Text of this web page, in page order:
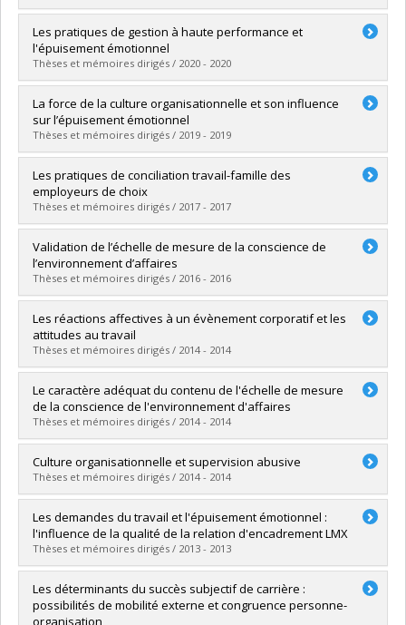
Diplômé(e) :Duarte Ramos Feio, Agda
Cycle :Maîtrise
Diplôme obtenu :M. Sc.
Lien vers le document dans Papyrus
Les pratiques de gestion à haute performance et
l'épuisement émotionnel
Thèses et mémoires dirigés / 2020 - 2020
Diplômé(e) :Registre, Jean Frantz Ricardeau
Cycle :Maîtrise
Diplôme obtenu :M. Sc.
Lien vers le document dans Papyrus
La force de la culture organisationnelle et son influence
sur l’épuisement émotionnel
Thèses et mémoires dirigés / 2019 - 2019
Diplômé(e) :Patry, Steven
Cycle :Maîtrise
Diplôme obtenu :M. Sc.
Lien vers le document dans Papyrus
Les pratiques de conciliation travail-famille des
employeurs de choix
Thèses et mémoires dirigés / 2017 - 2017
Diplômé(e) : Tabi Nseng, Nancy Emmanuelle
Cycle :Maîtrise
Diplôme obtenu :M. Sc.
Lien vers le document dans Papyrus
Validation de l’échelle de mesure de la conscience de
l’environnement d’affaires
Thèses et mémoires dirigés / 2016 - 2016
Diplômé(e) : Calomfirescu, Radu
Cycle :Maîtrise
Diplôme obtenu :M. Sc.
Lien vers le document dans Papyrus
Les réactions affectives à un évènement corporatif et les
attitudes au travail
Thèses et mémoires dirigés / 2014 - 2014
Diplômé(e) :Dubé, Marie-Elen
Cycle :Maîtrise
Diplôme obtenu :M. Sc.
Lien vers le document dans Papyrus
Le caractère adéquat du contenu de l'échelle de mesure
de la conscience de l'environnement d'affaires
Thèses et mémoires dirigés / 2014 - 2014
Diplômé(e) :Lessard, Christophe
Cycle : Maîtrise
Diplôme obtenu :M. Sc.
Lien vers le document dans Papyrus
Culture organisationnelle et supervision abusive
Thèses et mémoires dirigés / 2014 - 2014
Diplômé(e) :Adangnito, Christine
Cycle :Maîtrise
Diplôme obtenu :M. Sc.
Lien vers le document dans Papyrus
Les demandes du travail et l'épuisement émotionnel :
l'influence de la qualité de la relation d'encadrement LMX
Thèses et mémoires dirigés / 2013 - 2013
Diplômé(e) :Houle-Ouellette, Olivier
Cycle :Maîtrise
Diplôme obtenu :
Les déterminants du succès subjectif de carrière :
possibilités de mobilité externe et congruence personne-
organisation